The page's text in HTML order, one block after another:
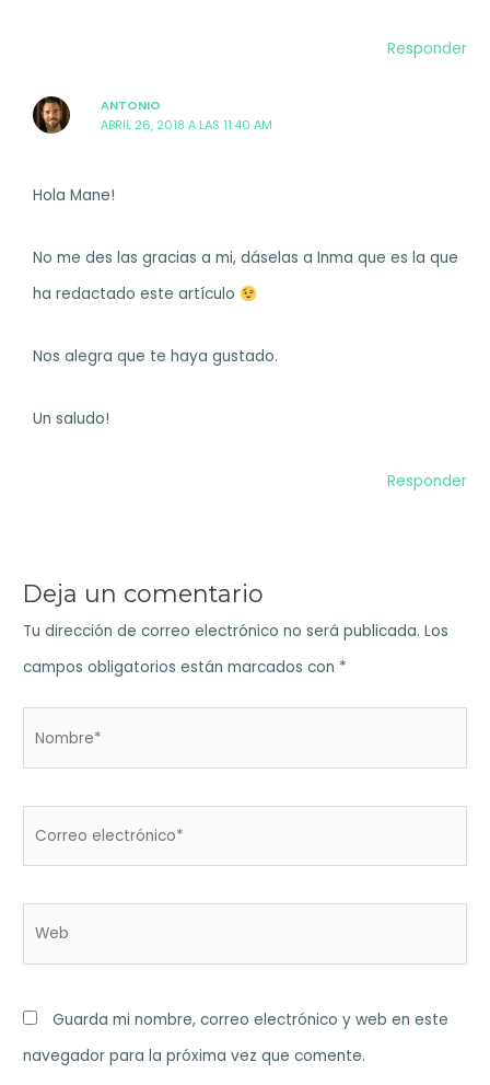
Responder
ANTONIO
ABRIL 26, 2018 A LAS 11:40 AM
Hola Mane!
No me des las gracias a mi, dáselas a Inma que es la que
ha redactado este artículo
Nos alegra que te haya gustado.
Un saludo!
Responder
Deja un comentario
Tu dirección de correo electrónico no será publicada. Los
campos obligatorios están marcados con *
Guarda mi nombre, correo electrónico y web en este
navegador para la próxima vez que comente.